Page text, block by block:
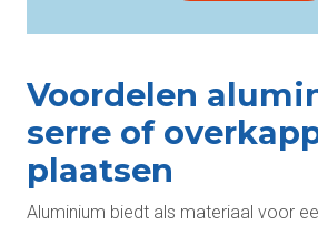
Voordelen
serre of
plaatsen
Aluminium biedt als materiaal voor